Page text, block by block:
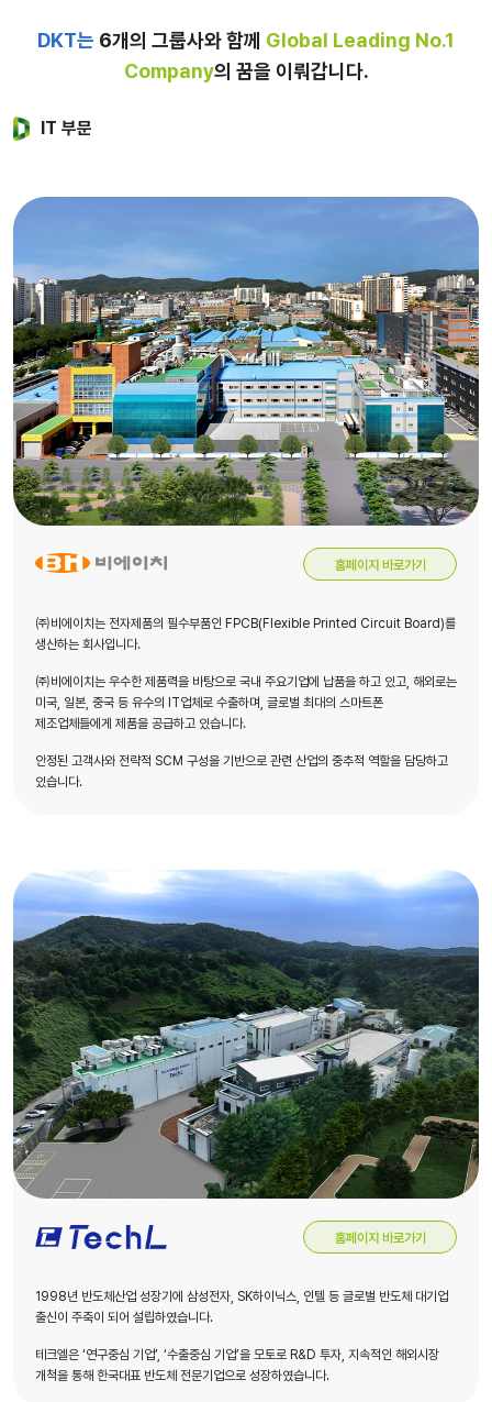
DKT는 6개의 그룹사와 함께 Global Leading No.1
Company의 꿈을 이뤄갑니다.
IT 부문
홈페이지 바로가기
㈜비에이치는 전자제품의 필수부품인 FPCB(Flexible Printed Circuit Board)를
생산하는 회사입니다.
㈜비에이치는 우수한 제품력을 바탕으로 국내 주요기업에 납품을 하고 있고, 해외로는
미국, 일본, 중국 등 유수의 IT업체로 수출하며, 글로벌 최대의 스마트폰
제조업체들에게 제품을 공급하고 있습니다.
안정된 고객사와 전략적 SCM 구성을 기반으로 관련 산업의 중추적 역할을 담당하고
있습니다.
홈페이지 바로가기
1998년 반도체산업 성장기에 삼성전자, SK하이닉스, 인텔 등 글로벌 반도체 대기업
출신이 주축이 되어 설립하였습니다.
테크엘은 ‘연구중심 기업’, ‘수출중심 기업’을 모토로 R&D 투자, 지속적인 해외시장
개척을 통해 한국대표 반도체 전문기업으로 성장하였습니다.